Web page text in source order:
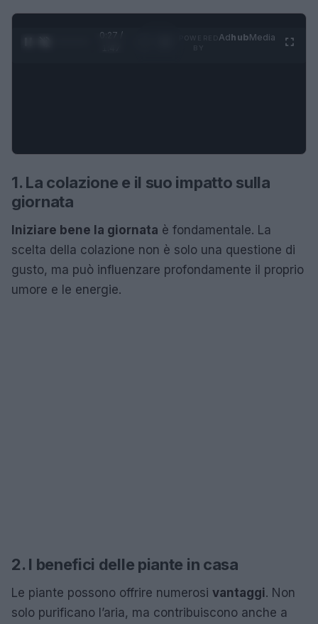
0:28 /
AdhubMedia
1. La colazione e il suo impatto sulla
giornata
Iniziare bene la giornata è fondamentale. La
scelta della colazione non è solo una questione di
gusto, ma può influenzare profondamente il proprio
umore e le energie.
2. I benefici delle piante in casa
Le piante possono offrire numerosi vantaggi. Non
solo purificano l’aria, ma contribuiscono anche a